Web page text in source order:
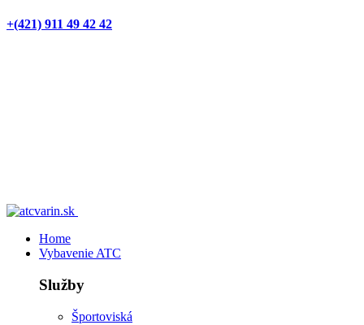
+(421) 911 49 42 42
Home
Vybavenie ATC
Služby
Športoviská